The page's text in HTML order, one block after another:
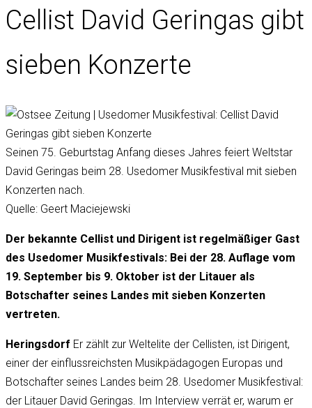
Cellist David Geringas gibt
sieben Konzerte
Seinen 75. Geburtstag Anfang dieses Jahres feiert Weltstar
David Geringas beim 28. Usedomer Musikfestival mit sieben
Konzerten nach.
Quelle: Geert Maciejewski
Der bekannte Cellist und Dirigent ist regelmäßiger Gast
des Usedomer Musikfestivals: Bei der 28. Auflage vom
19. September bis 9. Oktober ist der Litauer als
Botschafter seines Landes mit sieben Konzerten
vertreten.
Heringsdorf Er zählt zur Weltelite der Cellisten, ist Dirigent,
einer der einflussreichsten Musikpädagogen Europas und
Botschafter seines Landes beim 28. Usedomer Musikfestival:
der Litauer David Geringas. Im Interview verrät er, warum er